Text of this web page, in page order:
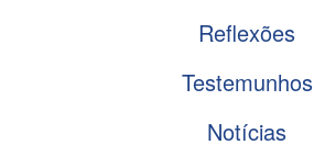
Reflexões
Testemunhos
Notícias